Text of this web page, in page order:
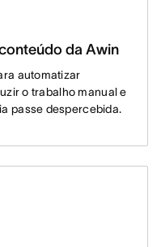
da Awin
automatizar
o trabalho manual e
passe despercebida.